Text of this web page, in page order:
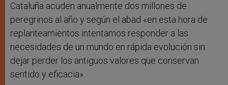
Cataluña acuden anualmente dos millones de
peregrinos al año y según el abad «en esta hora de
replanteamientos intentamos responder a las
necesidades de un mundo en rápida evolución sin
dejar perder los antiguos valores que conservan
sentido y eficacia».